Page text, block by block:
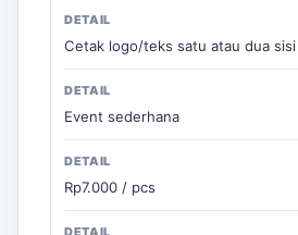
Cetak logo/teks satu atau dua sisi
Event sederhana
Rp7.000 / pcs